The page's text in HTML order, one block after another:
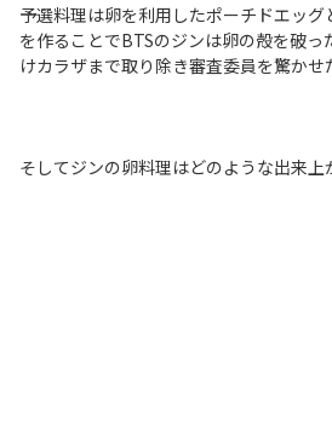
予選料理は卵を利用したポーチドエッ
を作ることでBTSのジンは卵の殻を破
けカラザまで取り除き審査委員を驚かせ
そしてジンの卵料理はどのような出来上